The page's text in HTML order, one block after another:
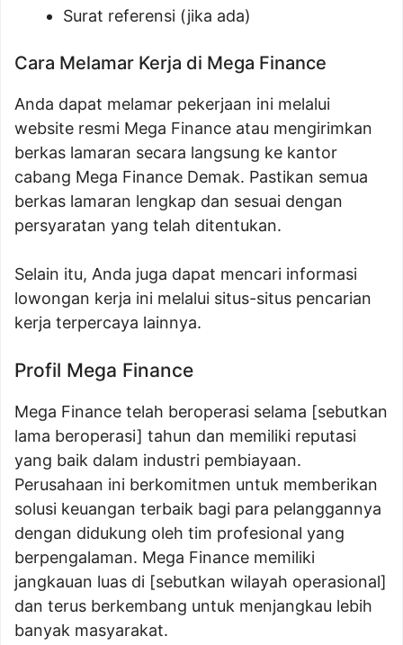
Surat referensi (jika ada)
Cara Melamar Kerja di Mega Finance
Anda dapat melamar pekerjaan ini melalui
website resmi Mega Finance atau mengirimkan
berkas lamaran secara langsung ke kantor
cabang Mega Finance Demak. Pastikan semua
berkas lamaran lengkap dan sesuai dengan
persyaratan yang telah ditentukan.
Selain itu, Anda juga dapat mencari informasi
lowongan kerja ini melalui situs-situs pencarian
kerja terpercaya lainnya.
Profil Mega Finance
Mega Finance telah beroperasi selama [sebutkan
lama beroperasi] tahun dan memiliki reputasi
yang baik dalam industri pembiayaan.
Perusahaan ini berkomitmen untuk memberikan
solusi keuangan terbaik bagi para pelanggannya
dengan didukung oleh tim profesional yang
berpengalaman. Mega Finance memiliki
jangkauan luas di [sebutkan wilayah operasional]
dan terus berkembang untuk menjangkau lebih
banyak masyarakat.